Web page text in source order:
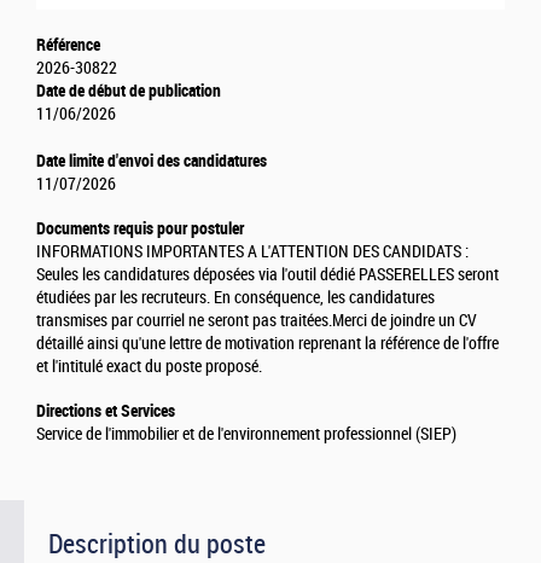
Description du poste
Référence
2026-30822
Date de début de publication
11/06/2026
Date limite d'envoi des candidatures
11/07/2026
Documents requis pour postuler
INFORMATIONS IMPORTANTES A L'ATTENTION DES CANDIDATS :
Seules les candidatures déposées via l'outil dédié PASSERELLES seront
étudiées par les recruteurs. En conséquence, les candidatures
transmises par courriel ne seront pas traitées.Merci de joindre un CV
détaillé ainsi qu'une lettre de motivation reprenant la référence de l'offre
et l'intitulé exact du poste proposé.
Directions et Services
Service de l'immobilier et de l'environnement professionnel (SIEP)